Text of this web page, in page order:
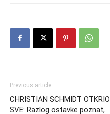
Previous article
CHRISTIAN SCHMIDT OTKRIO
SVE: Razlog ostavke poznat,